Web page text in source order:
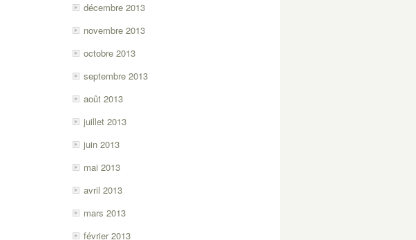
décembre 2013
novembre 2013
octobre 2013
septembre 2013
août 2013
juillet 2013
juin 2013
mai 2013
avril 2013
mars 2013
février 2013